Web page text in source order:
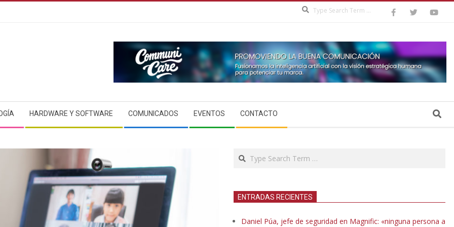
HARDWARE Y SOFTWARE COMUNICADOS EVENTOS CONTACTO Search
Search
ENTRADAS RECIENTES
Daniel Púa, jefe de seguridad en Magnific: «ninguna persona a